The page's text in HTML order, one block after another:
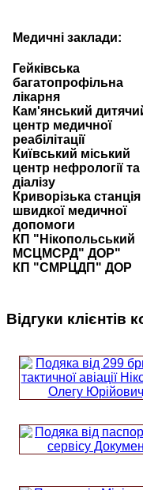
Медичнi заклади:
Гейківська
багатопрофільна
лікарня
Кам'янський
центр медичної
реабілітації
Київський міський
центр нефрології та
діалізу
Криворізька станція
швидкої медичної
допомоги
КП "Нікопольський
МСЦМСРД" ДОР"
КП "СМРЦДП" ДОР
Відгуки клієнтів